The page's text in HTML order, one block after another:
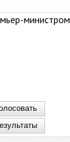
министром